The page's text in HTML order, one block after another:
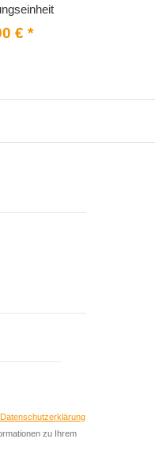
€*
Datenschutzerklärung
zu Ihrem